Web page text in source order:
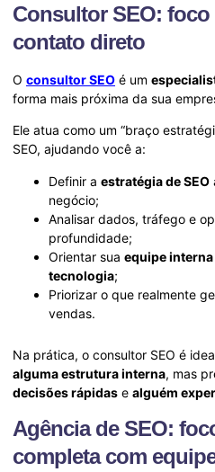
Consultor SEO: foco
contato direto
O consultor SEO é um
forma mais próxima da sua
Ele atua como um “braço
SEO, ajudando você a:
Definir a estratégia de SEO
negócio;
Analisar dados, tráfego e
profundidade;
Orientar sua equipe
tecnologia;
Priorizar o que realmente
vendas.
Na prática, o consultor SEO é
alguma estrutura interna, mas
decisões rápidas e alguém
Agência de SEO:
completa com